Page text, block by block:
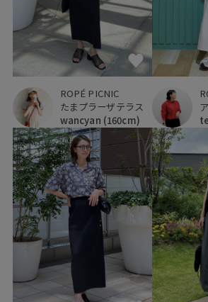
ROPÉ PICNIC
たまプラーザテラス
wancyan (160cm)